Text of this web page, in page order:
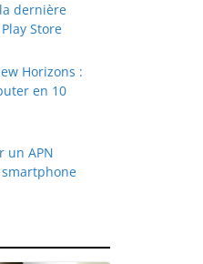
dernière
Store
Horizons :
en 10
un APN